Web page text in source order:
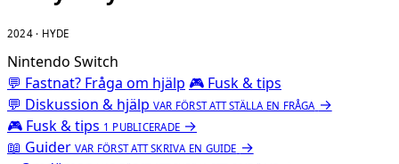
2024 · HYDE
Nintendo Switch
💬 Fastnat? Fråga om hjälp 🎮 Fusk & tips
💬 Diskussion & hjälp VAR FÖRST ATT STÄLLA EN FRÅGA →
🎮 Fusk & tips 1 PUBLICERADE →
📖 Guider VAR FÖRST ATT SKRIVA EN GUIDE →